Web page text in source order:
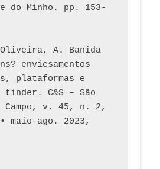
do Minho. pp. 153-
A. Banida
enviesamentos
plataformas e
tinder. C&S – São
Campo, v. 45, n. 2,
maio-ago. 2023,